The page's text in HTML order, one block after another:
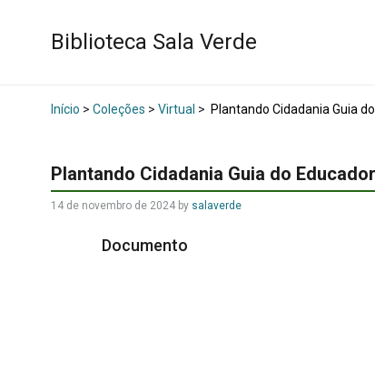
Biblioteca Sala Verde
Início > Coleções > Virtual > Plantando Cidadania Guia
Plantando Cidadania Guia do
14 de novembro de 2024 by salaverde
Documento